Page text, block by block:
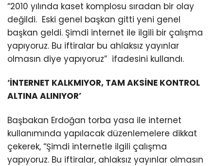
“2010 yılında kaset komplosu sıradan bir olay
değildi. Eski genel başkan gitti yeni genel
başkan geldi. Şimdi internet ile ilgili bir çalışma
yapıyoruz. Bu iftiralar bu ahlaksız yayınlar
olmasın diye yapıyoruz” ifadesini kullandı.
‘İNTERNET KALKMIYOR, TAM AKSİNE KONTROL
ALTINA ALINIYOR’
Başbakan Erdoğan torba yasa ile internet
kullanımında yapılacak düzenlemelere dikkat
çekerek, “Şimdi internetle ilgili çalışma
yapıyoruz. Bu iftiralar, ahlaksız yayınlar olmasın